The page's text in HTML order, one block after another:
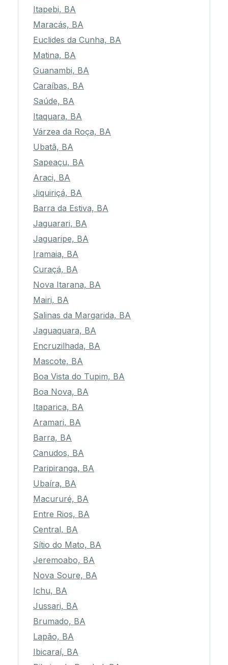
Itapebi, BA
Maracás, BA
Euclides da Cunha, BA
Matina, BA
Guanambi, BA
Caraíbas, BA
Saúde, BA
Itaquara, BA
Várzea da Roça, BA
Ubatã, BA
Sapeaçu, BA
Araci, BA
Jiquiriçá, BA
Barra da Estiva, BA
Jaguarari, BA
Jaguaripe, BA
Iramaia, BA
Curaçá, BA
Nova Itarana, BA
Mairi, BA
Salinas da Margarida, BA
Jaguaquara, BA
Encruzilhada, BA
Mascote, BA
Boa Vista do Tupim, BA
Boa Nova, BA
Itaparica, BA
Aramari, BA
Barra, BA
Canudos, BA
Paripiranga, BA
Ubaíra, BA
Macururé, BA
Entre Rios, BA
Central, BA
Sítio do Mato, BA
Jeremoabo, BA
Nova Soure, BA
Ichu, BA
Jussari, BA
Brumado, BA
Lapão, BA
Ibicaraí, BA